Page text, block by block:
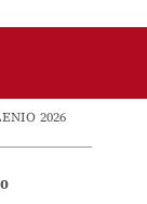
2026